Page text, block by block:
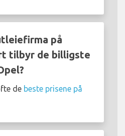
på
tilbyr de billigste
de beste prisene på